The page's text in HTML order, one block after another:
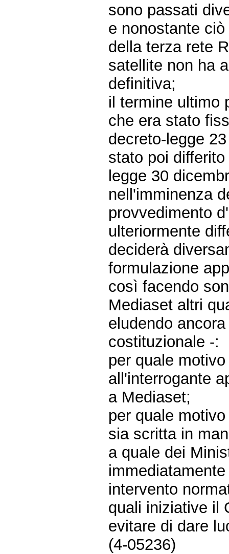
sono passati
e nonostante
della terza rete
satellite non ha
definitiva;
il termine ultimo
che era stato
decreto-legge
stato poi
legge 30
nell'imminenza
provvedimento
ulteriormente
deciderà
formulazione
così facendo
Mediaset altri
eludendo
costituzionale -:
per quale
all'interrogante
a Mediaset;
per quale
sia scritta in
a quale dei
intervento
quali iniziative il
evitare di dare
(4-05236)